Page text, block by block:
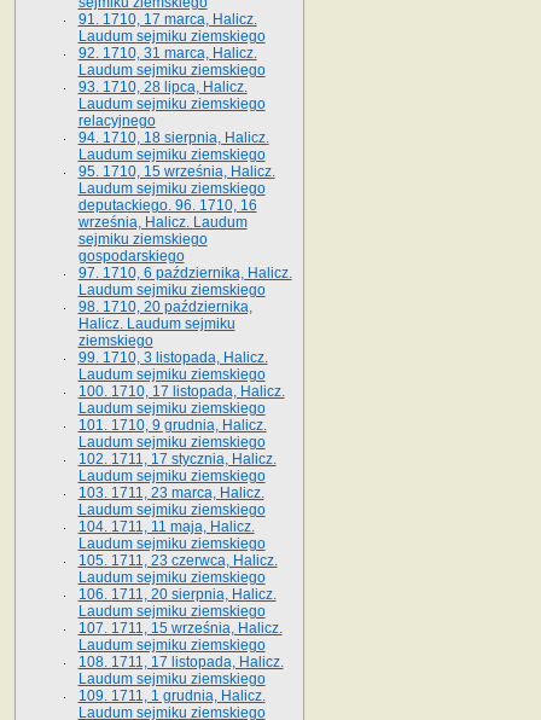
91. 1710, 17 marca, Halicz.
Laudum sejmiku ziemskiego
92. 1710, 31 marca, Halicz.
Laudum sejmiku ziemskiego
93. 1710, 28 lipca, Halicz.
Laudum sejmiku ziemskiego
relacyjnego
94. 1710, 18 sierpnia, Halicz.
Laudum sejmiku ziemskiego
95. 1710, 15 września, Halicz.
Laudum sejmiku ziemskiego
deputackiego. 96. 1710, 16
września, Halicz. Laudum
sejmiku ziemskiego
gospodarskiego
97. 1710, 6 października, Halicz.
Laudum sejmiku ziemskiego
98. 1710, 20 października,
Halicz. Laudum sejmiku
ziemskiego
99. 1710, 3 listopada, Halicz.
Laudum sejmiku ziemskiego
100. 1710, 17 listopada, Halicz.
Laudum sejmiku ziemskiego
101. 1710, 9 grudnia, Halicz.
Laudum sejmiku ziemskiego
102. 1711, 17 stycznia, Halicz.
Laudum sejmiku ziemskiego
103. 1711, 23 marca, Halicz.
Laudum sejmiku ziemskiego
104. 1711, 11 maja, Halicz.
Laudum sejmiku ziemskiego
105. 1711, 23 czerwca, Halicz.
Laudum sejmiku ziemskiego
106. 1711, 20 sierpnia, Halicz.
Laudum sejmiku ziemskiego
107. 1711, 15 września, Halicz.
Laudum sejmiku ziemskiego
108. 1711, 17 listopada, Halicz.
Laudum sejmiku ziemskiego
109. 1711, 1 grudnia, Halicz.
Laudum sejmiku ziemskiego